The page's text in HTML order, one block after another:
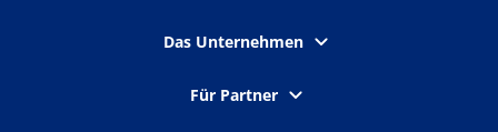
Das Unternehmen
Für Partner